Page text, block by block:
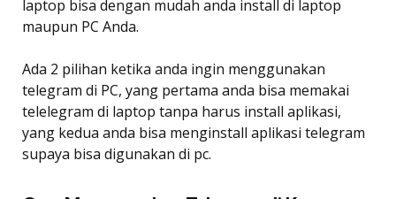
laptop bisa dengan mudah anda install di laptop
maupun PC Anda.
Ada 2 pilihan ketika anda ingin menggunakan
telegram di PC, yang pertama anda bisa memakai
telelegram di laptop tanpa harus install aplikasi,
yang kedua anda bisa menginstall aplikasi telegram
supaya bisa digunakan di pc.